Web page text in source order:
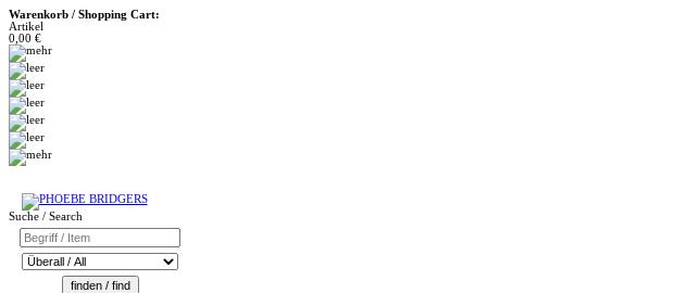
Warenkorb / Shopping Cart:
Artikel
0,00 €
Suche / Search